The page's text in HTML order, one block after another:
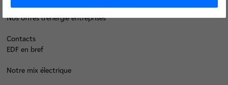
Nos offres d’énergie entreprises
Contacts
EDF en bref
Notre mix électrique